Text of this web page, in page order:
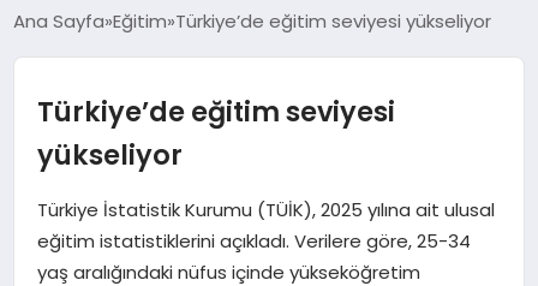
YAŞAM
TEKNOLOJI
SAĞLIK
Ana Sayfa Eğitim Türkiye’de eğitim seviyesi yükseliyor
Türkiye’de eğitim seviyesi
yükseliyor
Türkiye İstatistik Kurumu (TÜİK), 2025 yılına ait ulusal
eğitim istatistiklerini açıkladı. Verilere göre, 25-34
yaş aralığındaki nüfus içinde yükseköğretim